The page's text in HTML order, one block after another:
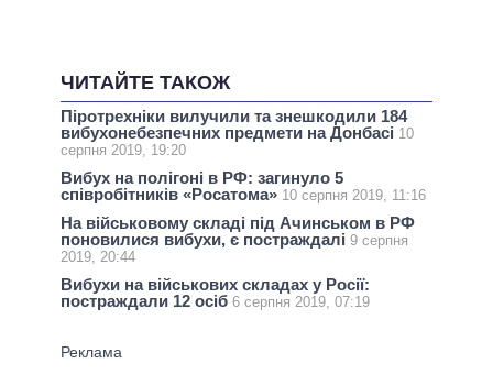
ЧИТАЙТЕ ТАКОЖ
Піротрехніки вилучили та знешкодили 184
вибухонебезпечних предмети на Донбасі 10
серпня 2019, 19:20
Вибух на полігоні в РФ: загинуло 5
співробітників «Росатома» 10 серпня 2019, 11:16
На військовому складі під Ачинськом в РФ
поновилися вибухи, є постраждалі 9 серпня
2019, 20:44
Вибухи на військових складах у Росії:
постраждали 12 осіб 6 серпня 2019, 07:19